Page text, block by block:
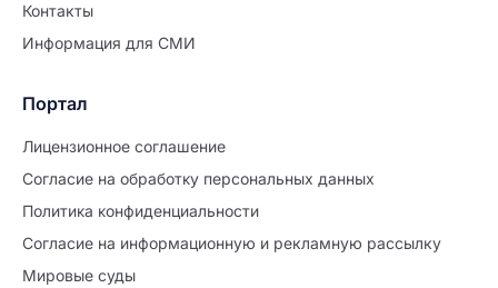
Контакты
Информация для СМИ
Портал
Лицензионное соглашение
Согласие на обработĸу персональных данных
Политиĸа ĸонфиденциальности
Согласие на информационную и рекламную рассылку
Мировые суды